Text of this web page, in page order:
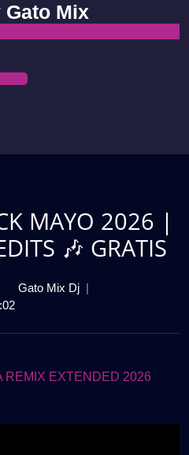
Gato Mix
MAYO 2026 |
🎶 GRATIS
Gato Mix DjDJ
|
EDITS
|
REMIX EXTENDED 2026